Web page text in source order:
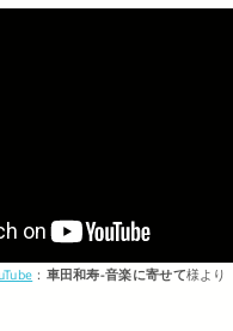
： 車田和寿‐音楽に寄せて様より